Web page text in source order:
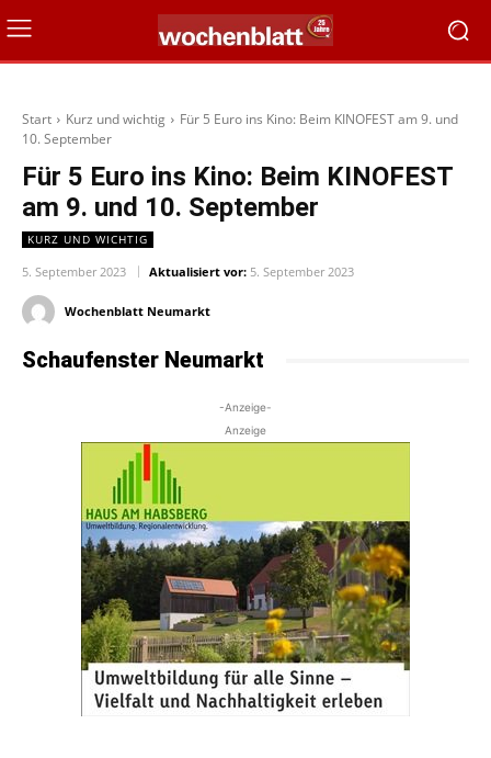
Start Kurz und wichtig
Für 5 Euro ins Kino: Beim KINOFEST am 9. und
10. September
Für 5 Euro ins Kino: Beim KINOFEST
am 9. und 10. September
KURZ UND WICHTIG
5. September 2023 Aktualisiert vor: 5. September 2023
Wochenblatt Neumarkt
Schaufenster Neumarkt
-Anzeige-
Anzeige